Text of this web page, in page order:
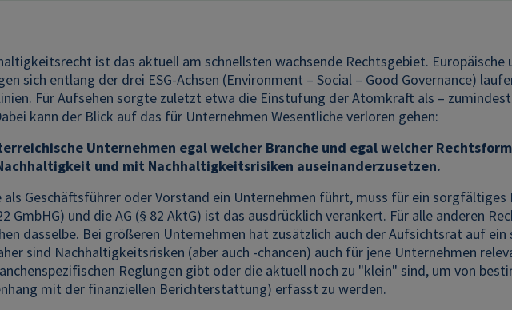
ist das aktuell am schnellsten wachsende Rechtsgebiet. Europäische
sich entlang der drei ESG-Achsen (Environment – Social – Good Governance)
Für Aufsehen sorgte zuletzt etwa die Einstufung der Atomkraft als –
kann der Blick auf das für Unternehmen Wesentliche verloren gehen:
Unternehmen egal welcher Branche und egal welcher
und mit Nachhaltigkeitsrisiken auseinanderzusetzen.
als Geschäftsführer oder Vorstand ein Unternehmen führt, muss für ein
GmbHG) und die AG (§ 82 AktG) ist das ausdrücklich verankert. Für alle anderen
dasselbe. Bei größeren Unternehmen hat zusätzlich auch der Aufsichtsrat auf
sind Nachhaltigkeitsrisken (aber auch -chancen) auch für jene Unternehmen
Reglungen gibt oder die aktuell noch zu "klein" sind, um von
mit der finanziellen Berichterstattung) erfasst zu werden.